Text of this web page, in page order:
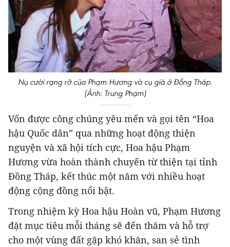
Nụ cười rạng rỡ của Phạm Hương và cụ già ở Đồng Tháp.
(Ảnh: Trung Phạm)
Vốn được công chúng yêu mến và gọi tên “Hoa
hậu Quốc dân” qua những hoạt động thiện
nguyện và xã hội tích cực, Hoa hậu Phạm
Hương vừa hoàn thành chuyến từ thiện tại tỉnh
Đồng Tháp, kết thúc một năm với nhiều hoạt
động cộng đồng nổi bật.
Trong nhiệm kỳ Hoa hậu Hoàn vũ, Phạm Hương
đặt mục tiêu mỗi tháng sẽ đến thăm và hỗ trợ
cho một vùng đất gặp khó khăn, san sẻ tình